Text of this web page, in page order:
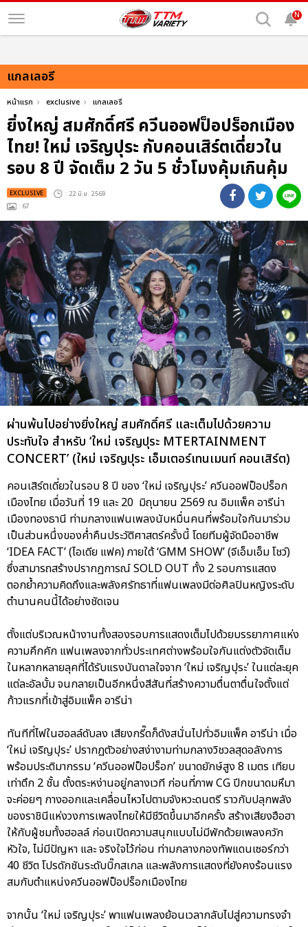
N
แกลเลอรี
หน้าแรก exclusive แกลเลอรี
ยิ่งใหญ่ สมศักดิ์ศรี ควีนออฟป็อปร็อกเมือง
ไทย! ใหม่ เจริญปุระ กับคอนเสิร์ตเดี่ยวใน
รอบ 8 ปี จัดเต็ม 2 วัน 5 ชั่วโมงคุ้มเกินคุ้ม
EXCLUSIVE : 22 มิ.ย. 2569
: 67
ผ่านพ้นไปอย่างยิ่งใหญ่ สมศักดิ์ศรี และเต็มไปด้วยความ
ประทับใจ สำหรับ ‘ใหม่ เจริญปุระ MTERTAINMENT
CONCERT’ (ใหม่ เจริญปุระ เอ็มเตอร์เทนเมนท์ คอนเสิร์ต)
คอนเสิร์ตเดี่ยวในรอบ 8 ปี ของ ‘ใหม่ เจริญปุระ’ ควีนออฟป็อปร็อก
เมืองไทย เมื่อวันที่ 19 และ 20 มิถุนายน 2569 ณ อิมแพ็ค อารีน่า
เมืองทองธานี ท่ามกลางแฟนเพลงนับหมื่นคนที่พร้อมใจกันมาร่วม
เป็นส่วนหนึ่งของค่ำคืนประวัติศาสตร์ครั้งนี้ โดยทีมผู้จัดมืออาชีพ
‘IDEA FACT’ (ไอเดีย แฟค) ภายใต้ ‘GMM SHOW’ (จีเอ็มเอ็ม โชว์)
ซึ่งสามารถสร้างปรากฏการณ์ SOLD OUT ทั้ง 2 รอบการแสดง
ตอกย้ำความคิดถึงและพลังศรัทธาที่แฟนเพลงมีต่อศิลปินหญิงระดับ
ตำนานคนนี้ได้อย่างชัดเจน
ตั้งแต่บริเวณหน้างานทั้งสองรอบการแสดงเต็มไปด้วยบรรยากาศแห่ง
ความคึกคัก แฟนเพลงจากทั่วประเทศต่างพร้อมใจกันแต่งตัวจัดเต็ม
ในหลากหลายลุคที่ได้รับแรงบันดาลใจจาก ‘ใหม่ เจริญปุระ’ ในแต่ละยุค
แต่ละอัลบั้ม จนกลายเป็นอีกหนึ่งสีสันที่สร้างความตื่นตาตื่นใจตั้งแต่
ก้าวแรกที่เข้าสู่อิมแพ็ค อารีน่า
ทันทีที่ไฟในฮอลล์ดับลง เสียงกรี๊ดก็ดังสนั่นไปทั่วอิมแพ็ค อารีน่า เมื่อ
‘ใหม่ เจริญปุระ’ ปรากฏตัวอย่างสง่างามท่ามกลางวิชวลสุดอลังการ
พร้อมประติมากรรม ‘ควีนออฟป็อปร็อก’ ขนาดยักษ์สูง 8 เมตร เทียบ
เท่าตึก 2 ชั้น ตั้งตระหง่านอยู่กลางเวที ก่อนที่ภาพ CG ปีกขนาดมหึมา
จะค่อยๆ กางออกและเคลื่อนไหวไปตามจังหวะดนตรี ราวกับปลุกพลัง
ของราชินีแห่งวงการเพลงไทยให้มีชีวิตขึ้นมาอีกครั้ง สร้างเสียงฮือฮา
ให้กับผู้ชมทั้งฮอลล์ ก่อนเปิดความสนุกแบบไม่มีพักด้วยเพลงควัก
หัวใจ, ไม่มีปัญหา และ จริงใจไว้ก่อน ท่ามกลางกองทัพแดนเซอร์กว่า
40 ชีวิต โปรดักชันระดับบิ๊กสเกล และพลังการแสดงที่ยังคงร้อนแรง
สมกับตำแหน่งควีนออฟป็อปร็อกเมืองไทย
จากนั้น ‘ใหม่ เจริญปุระ’ พาแฟนเพลงย้อนเวลากลับไปสู่ความทรงจำ